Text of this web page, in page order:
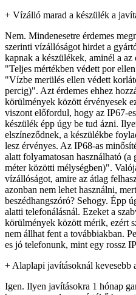
+ Vízálló marad a készülék a
Nem. Mindenesetre érdemes
szerinti vízállóságot hirdet a
kapnak a készülékek, aminél a
"Teljes mértékben védett por
"Vízbe merülés ellen védett
percig)". Azt érdemes ehhez
körülmények között érvényesek
viszont előfordul, hogy az IP67-
készülék épp úgy be tud ázni.
elszíneződnek, a készülékbe
lesz érvényes. Az IP68-as
alatt folyamatosan használható
méter közötti mélységben)".
vízállóságot, amire az átlag
azonban nem lehet használni,
beszédhangszóró? Sehogy. Épp
alatti telefonálásnál. Ezeket a
körülmények között mérik, ezért
nem állhat fent a továbbiakban.
es jó telefonunk, mint egy rossz
+ Alaplapi javításoknál kevesebb
Igen. Ilyen javításokra 1 hónap